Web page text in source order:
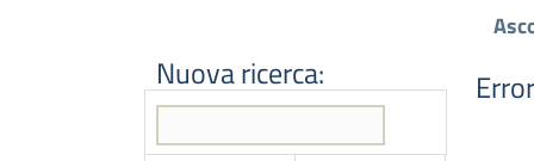
Nuova ricerca: